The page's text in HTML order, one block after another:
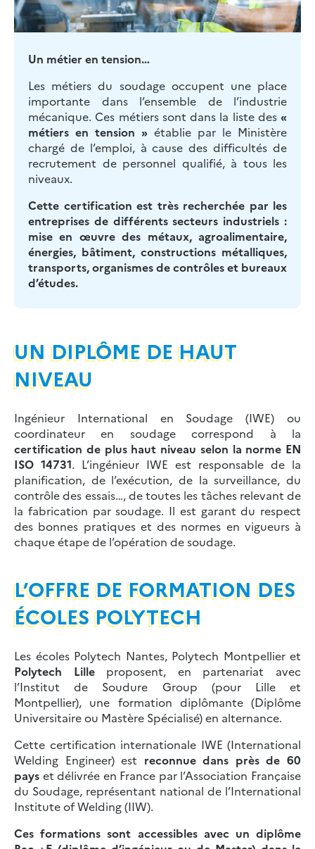
Un métier en tension…
Les métiers du soudage occupent une place
importante dans l’ensemble de l’industrie
mécanique. Ces métiers sont dans la liste des «
métiers en tension » établie par le Ministère
chargé de l’emploi, à cause des difficultés de
recrutement de personnel qualifié, à tous les
niveaux.
Cette certification est très recherchée par les
entreprises de différents secteurs industriels :
mise en œuvre des métaux, agroalimentaire,
énergies, bâtiment, constructions métalliques,
transports, organismes de contrôles et bureaux
d’études.
UN DIPLÔME DE HAUT
NIVEAU
Ingénieur International en Soudage (IWE) ou
coordinateur en soudage correspond à la
certification de plus haut niveau selon la norme EN
ISO 14731. L’ingénieur IWE est responsable de la
planification, de l’exécution, de la surveillance, du
contrôle des essais…, de toutes les tâches relevant de
la fabrication par soudage. Il est garant du respect
des bonnes pratiques et des normes en vigueurs à
chaque étape de l’opération de soudage.
L’OFFRE DE FORMATION DES
ÉCOLES POLYTECH
Les écoles Polytech Nantes, Polytech Montpellieret
Polytech Lilleproposent, en partenariat avec
l’Institut de Soudure Group (pour Lille et
Montpellier), une formation diplômante(Diplôme
Universitaire ou Mastère Spécialisé)en alternance.
Cette certification internationale IWE (International
Welding Engineer) est reconnue dans près de 60
pays et délivrée en France par l’Association Française
du Soudage, représentant national de l’International
Institute of Welding (IIW).
Ces formations sont accessibles avec un diplôme